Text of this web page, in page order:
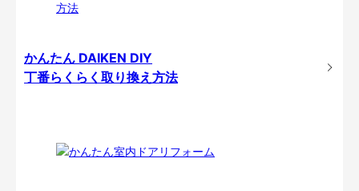
かんたん DAIKEN DIY
丁番らくらく取り換え方法